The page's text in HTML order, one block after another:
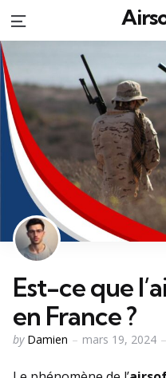
Menu
Est-ce que
en France ?
Posted
by Damien mars 19, 2024